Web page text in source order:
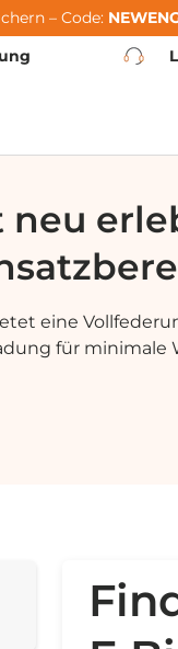
– Code:
neu
eine
für minimale